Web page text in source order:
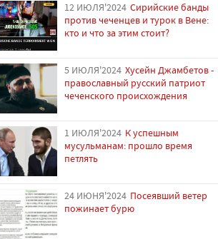
12 ИЮЛЯ'2024 Сирийские банды
против чеченцев и турок в Вене:
кто и что за этим стоит?
5 ИЮЛЯ'2024 Хусейн Джамбетов -
православный русский патриот
чеченского происхождения
1 ИЮЛЯ'2024 К успешным
мусульманам: прошло время
петлять
24 ИЮНЯ'2024 Посеявший ветер
пожинает бурю